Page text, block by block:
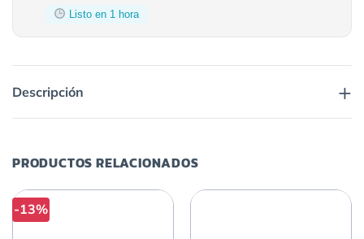
Listo en 1 hora
Descripción +
PRODUCTOS RELACIONADOS
-13%